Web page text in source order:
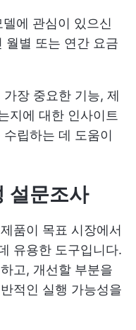
에 관심이 있으신
월별 또는 연간 요금
장 중요한 기능, 제
지에 대한 인사이트
립하는 데 도움이
설문조사
품이 목표 시장에서
유용한 도구입니다.
고, 개선할 부분을
적인 실행 가능성을